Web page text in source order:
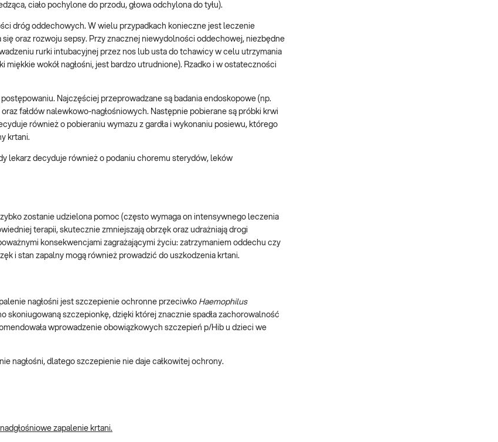
ciało pochylone do przodu, głowa odchylona do tyłu).
dróg oddechowych. W wielu przypadkach konieczne jest leczenie
oraz rozwoju sepsy. Przy znacznej niewydolności oddechowej, niezbędne
rurki intubacyjnej przez nos lub usta do tchawicy w celu utrzymania
wokół nagłośni, jest bardzo utrudnione). Rzadko i w ostateczności
Najczęściej przeprowadzane są badania endoskopowe (np.
fałdów nalewkowo-nagłośniowych. Następnie pobierane są próbki krwi
również o pobieraniu wymazu z gardła i wykonaniu posiewu, którego
krtani.
lekarz decyduje również o podaniu choremu sterydów, leków
zostanie udzielona pomoc (często wymaga on intensywnego leczenia
terapii, skutecznie zmniejszają obrzęk oraz udrażniają drogi
konsekwencjami zagrażającymi życiu: zatrzymaniem oddechu czy
i stan zapalny mogą również prowadzić do uszkodzenia krtani.
nagłośni jest szczepienie ochronne przeciwko Haemophilus
skoniugowaną szczepionkę, dzięki której znacznie spadła zachorowalność
wprowadzenie obowiązkowych szczepień p/Hib u dzieci we
nagłośni, dlatego szczepienie nie daje całkowitej ochrony.
zapalenie krtani.